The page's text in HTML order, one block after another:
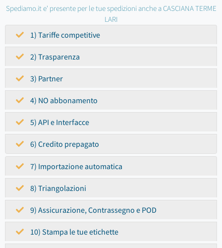
Spediamo.it e' presente per le tue spedizioni anche a CASCIANA TERME
LARI
1) Tariffe competitive
2) Trasparenza
3) Partner
4) NO abbonamento
5) API e Interfacce
6) Credito prepagato
7) Importazione automatica
8) Triangolazioni
9) Assicurazione, Contrassegno e POD
10) Stampa le tue etichette